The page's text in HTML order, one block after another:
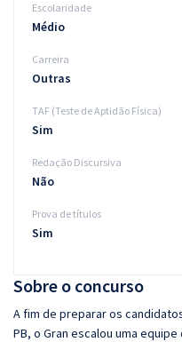
Sobre o concurso
A fim de preparar os
PB, o Gran escalou uma
Escolaridade
Médio
Carreira
Outras
TAF (Teste de Aptidão Física)
Sim
Redação Discursiva
Não
Prova de títulos
Sim